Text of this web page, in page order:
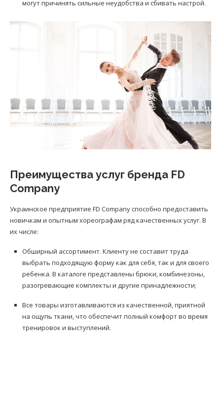
могут причинять сильные неудобства и сбивать настрой.
Преимущества услуг бренда FD
Company
Украинское предприятие FD Company способно предоставить
новичкам и опытным хореографам ряд качественных услуг. В
их числе:
Обширный ассортимент. Клиенту не составит труда
выбрать подходящую форму как для себя, так и для своего
ребенка. В каталоге представлены брюки, комбинезоны,
разогревающие комплекты и другие принадлежности;
Все товары изготавливаются из качественной, приятной
на ощупь ткани, что обеспечит полный комфорт во время
тренировок и выступлений.